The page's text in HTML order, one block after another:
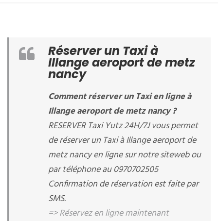
Réserver un Taxi à
Illange aeroport de metz
nancy
Comment réserver un Taxi en ligne à
Illange aeroport de metz nancy ?
RESERVER Taxi Yutz 24H/7J vous permet
de réserver un Taxi à Illange aeroport de
metz nancy en ligne sur notre siteweb ou
par téléphone au 0970702505
Confirmation de réservation est faite par
SMS.
=> Réservez en ligne maintenant